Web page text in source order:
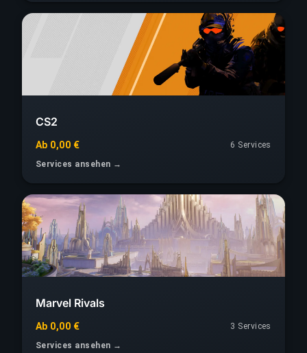
CS2
Ab 0,00 €
6 Services
Services ansehen →
Marvel Rivals
Ab 0,00 €
3 Services
Services ansehen →